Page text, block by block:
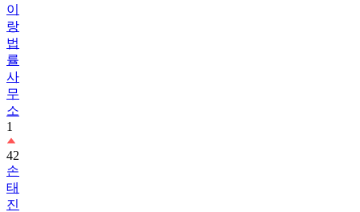
이
랑
법
률
사
무
소
1
42
손
태
진